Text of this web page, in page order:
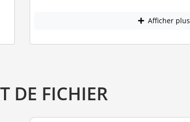
Afficher plus
DE FICHIER